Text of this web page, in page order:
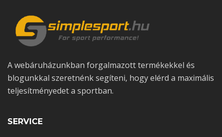
A webáruházunkban forgalmazott termékekkel és
blogunkkal szeretnénk segíteni, hogy elérd a maximális
teljesítményedet a sportban.
SERVICE